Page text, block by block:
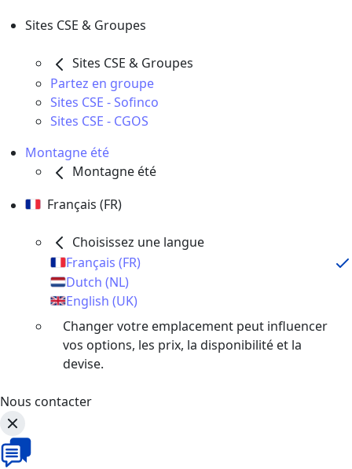
Sites CSE & Groupes
Sites CSE & Groupes
Partez en groupe
Sites CSE - Sofinco
Sites CSE - CGOS
Montagne été
Montagne été
Français (FR)
Choisissez une langue
Français (FR)
Dutch (NL)
English (UK)
Changer votre emplacement peut influencer
vos options, les prix, la disponibilité et la
devise.
Nous contacter